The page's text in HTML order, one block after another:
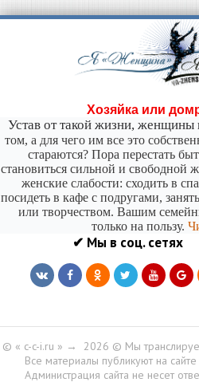
Хозяйка или
Устав от такой жизни,
том, а для чего им все это
стараются? Пора перестать
становиться сильной и
женские слабости: сходить в
посидеть в кафе с подругами,
или творчеством. Вашим
только на пользу.
✔ Мы в соц. сетях
© « c-c-i.ru » → 2026 © Мы
Все материалы публикуют на сайте
Администрация сайта не несет